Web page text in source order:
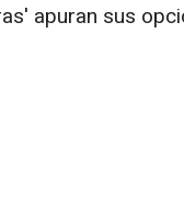
apuran sus